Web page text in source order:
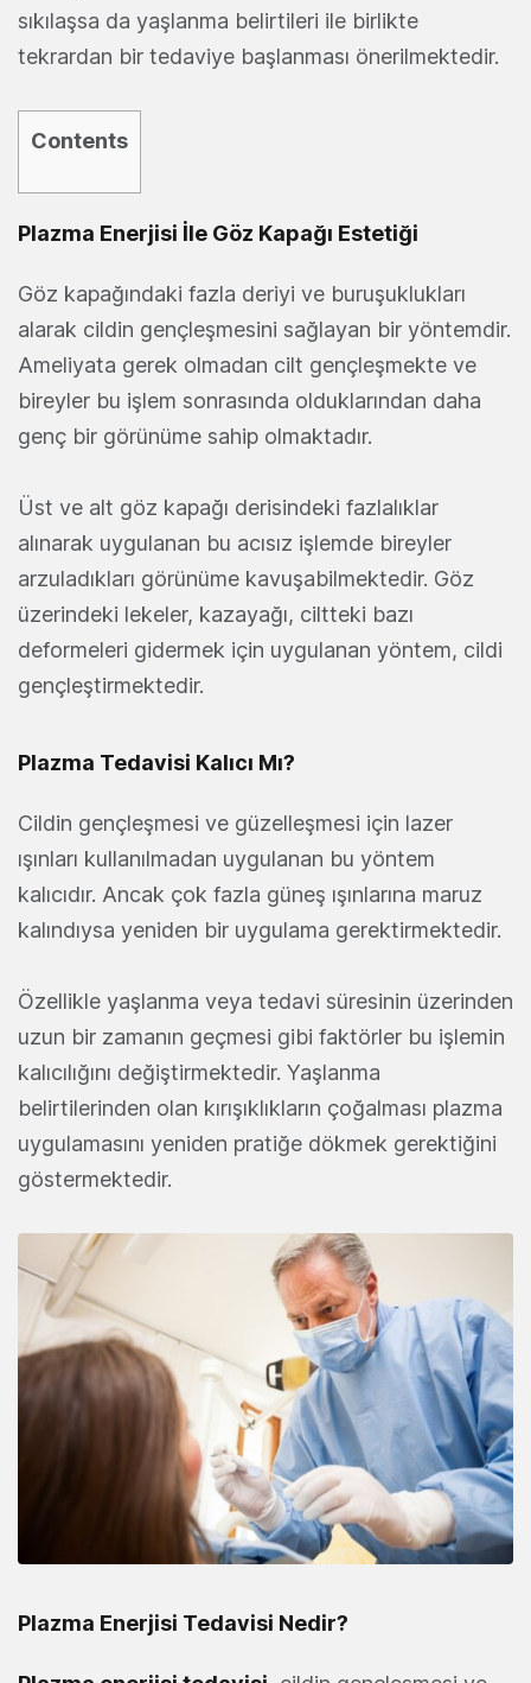
sıkılaşsa da yaşlanma belirtileri ile birlikte
tekrardan bir tedaviye başlanması önerilmektedir.
Contents
Plazma Enerjisi İle Göz Kapağı Estetiği
Göz kapağındaki fazla deriyi ve buruşuklukları
alarak cildin gençleşmesini sağlayan bir yöntemdir.
Ameliyata gerek olmadan cilt gençleşmekte ve
bireyler bu işlem sonrasında olduklarından daha
genç bir görünüme sahip olmaktadır.
Üst ve alt göz kapağı derisindeki fazlalıklar
alınarak uygulanan bu acısız işlemde bireyler
arzuladıkları görünüme kavuşabilmektedir. Göz
üzerindeki lekeler, kazayağı, ciltteki bazı
deformeleri gidermek için uygulanan yöntem, cildi
gençleştirmektedir.
Plazma Tedavisi Kalıcı Mı?
Cildin gençleşmesi ve güzelleşmesi için lazer
ışınları kullanılmadan uygulanan bu yöntem
kalıcıdır. Ancak çok fazla güneş ışınlarına maruz
kalındıysa yeniden bir uygulama gerektirmektedir.
Özellikle yaşlanma veya tedavi süresinin üzerinden
uzun bir zamanın geçmesi gibi faktörler bu işlemin
kalıcılığını değiştirmektedir. Yaşlanma
belirtilerinden olan kırışıklıkların çoğalması plazma
uygulamasını yeniden pratiğe dökmek gerektiğini
göstermektedir.
Plazma Enerjisi Tedavisi Nedir?